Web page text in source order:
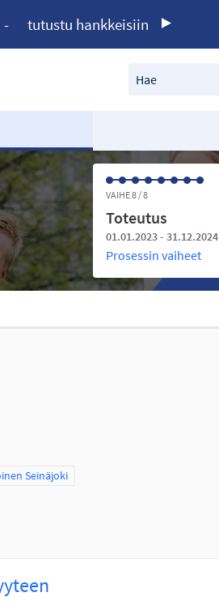
- tutustu hankkeisiin
Hae
VAIHE 8 / 8
Toteutus
01.01.2023 - 31.12.2024
Prosessin vaiheet
Seinäjoki